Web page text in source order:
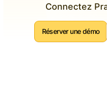
Connectez
Réserver une démo